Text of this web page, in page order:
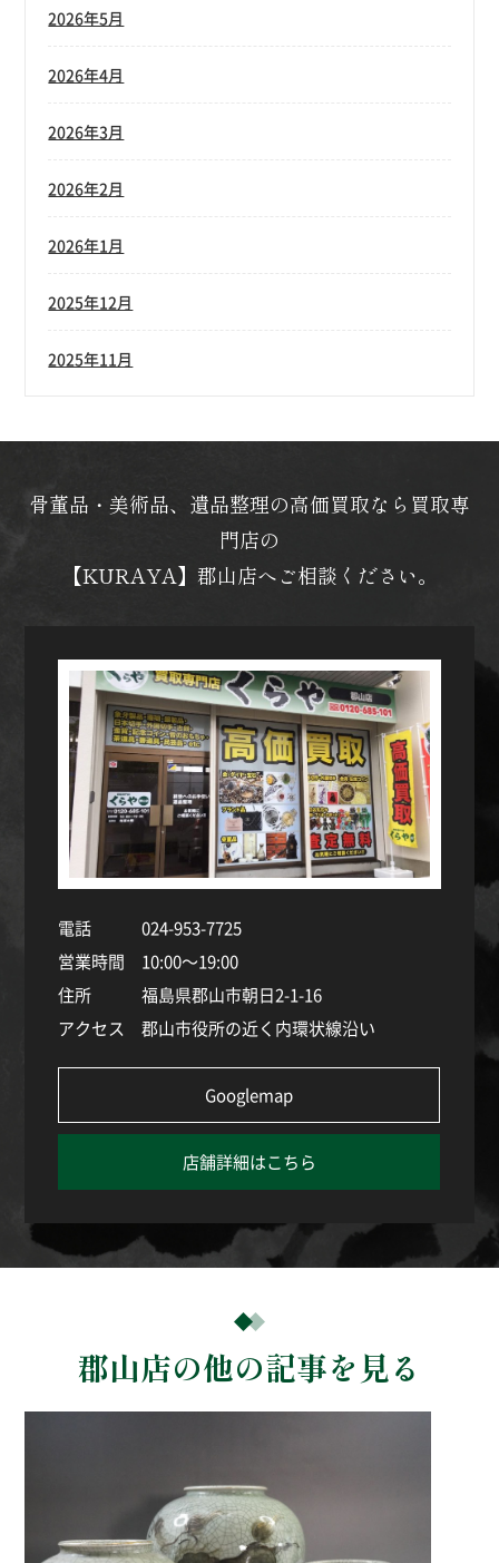
2026年5月
2026年4月
2026年3月
2026年2月
2026年1月
2025年12月
2025年11月
骨董品・美術品、遺品整理の高価買取なら買取専
門店の
【KURAYA】郡山店へご相談ください。
電話
024-953-7725
営業時間
10:00～19:00
住所
福島県郡山市朝日2-1-16
アクセス
郡山市役所の近く内環状線沿い
Googlemap
店舗詳細はこちら
郡山店の他の記事を見る